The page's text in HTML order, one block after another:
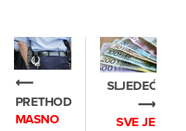
⟵
PRETHODNO
MASNO
SLJEDEĆE
⟶
SVE JE